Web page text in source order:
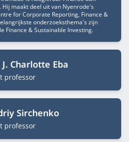
Hij maakt deel uit van Nyenrode's
for Corporate Reporting, Finance &
onderzoeksthema's zijn
Finance & Sustainable Investing.
J. Charlotte Eba
professor
Sirchenko
professor